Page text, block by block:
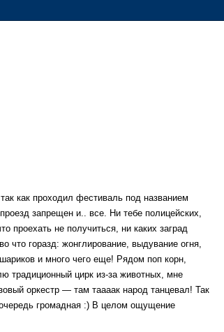
как проходил фестиваль под названием
запрещен и.. все. Ни тебе полицейских,
не получиться, ни каких заград
что горазд: жонглирование, выдувание огня,
и много чего еще! Рядом поп корн,
традиционный цирк из-за животных, мне
оркестр — там таааак народ танцевал! Так
очередь громадная :) В целом ощущение